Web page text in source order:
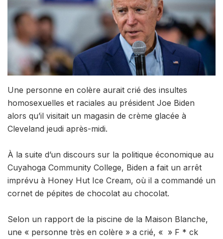
Une personne en colère aurait crié des insultes
homosexuelles et raciales au président Joe Biden
alors qu’il visitait un magasin de crème glacée à
Cleveland jeudi après-midi.
À la suite d’un discours sur la politique économique au
Cuyahoga Community College, Biden a fait un arrêt
imprévu à Honey Hut Ice Cream, où il a commandé un
cornet de pépites de chocolat au chocolat.
Selon un rapport de la piscine de la Maison Blanche,
une « personne très en colère » a crié, « » F * ck